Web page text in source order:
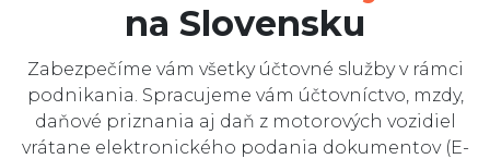
Zavolajte mi Prihlásiť sa
na Slovensku
Zabezpečíme vám všetky účtovné služby v rámci
podnikania. Spracujeme vám účtovníctvo, mzdy,
daňové priznania aj daň z motorových vozidiel
vrátane elektronického podania dokumentov (E-